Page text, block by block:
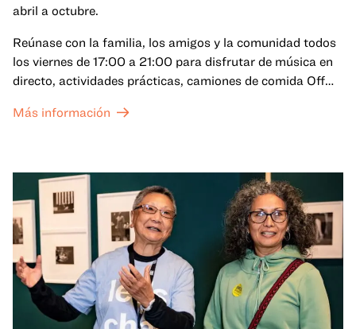
abril a octubre.
Reúnase con la familia, los amigos y la comunidad todos
los viernes de 17:00 a 21:00 para disfrutar de música en
directo, actividades prácticas, camiones de comida Off
exposiciones especiales, con una
Más información